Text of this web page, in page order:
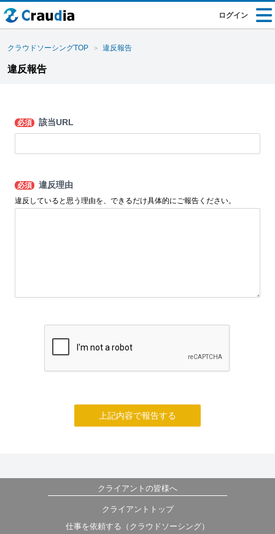
ログイン
クラウドソーシングTOP 違反報告
違反報告
必須 該当URL
必須 違反理由
違反していると思う理由を、できるだけ具体的にご報告ください。
上記内容で報告する
クライアントの皆様へ
クライアントトップ
仕事を依頼する（クラウドソーシング）